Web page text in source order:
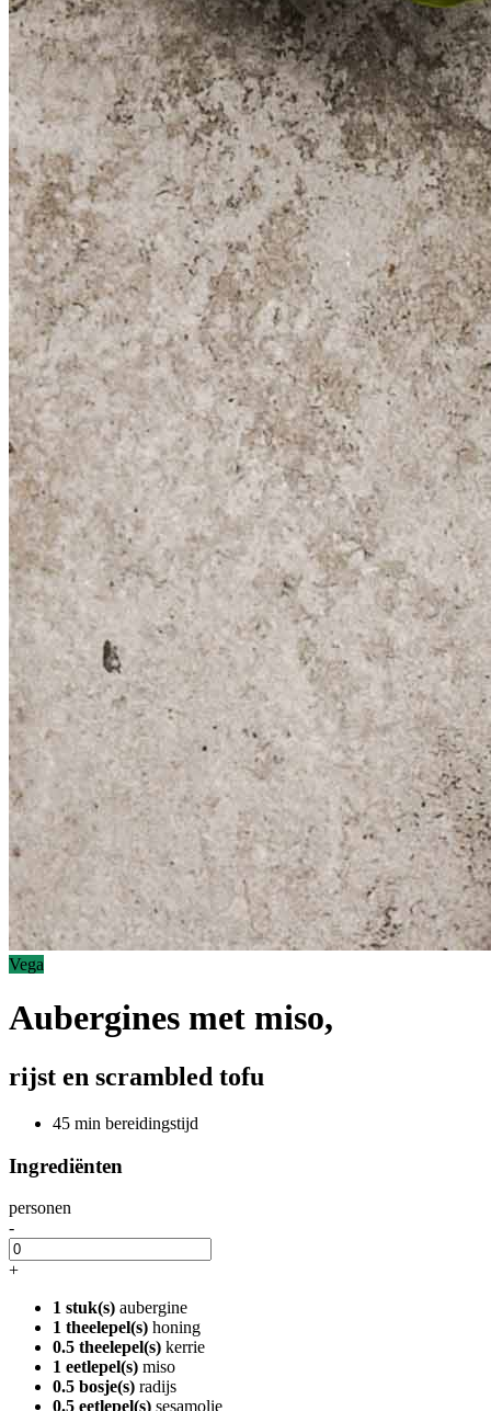
Vega
Aubergines met miso,
rijst en scrambled tofu
45 min bereidingstijd
Ingrediënten
personen
-
+
1 stuk(s) aubergine
1 theelepel(s) honing
0.5 theelepel(s) kerrie
1 eetlepel(s) miso
0.5 bosje(s) radijs
0.5 eetlepel(s) sesamolie